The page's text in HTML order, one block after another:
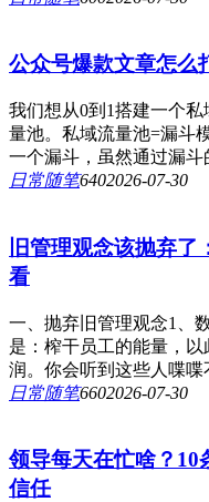
公众号爆款文章怎么
我们想从0到1搭建一个
量池。私域流量池=漏斗
一个漏斗，虽然通过漏斗
日常随笔6402026-07-30
旧管理观念该抛弃
看
一、抛弃旧管理观念1、
是：榨干员工的能量，
润。你会听到这些人喋喋
日常随笔6602026-07-30
领导每天在忙啥？10
信任